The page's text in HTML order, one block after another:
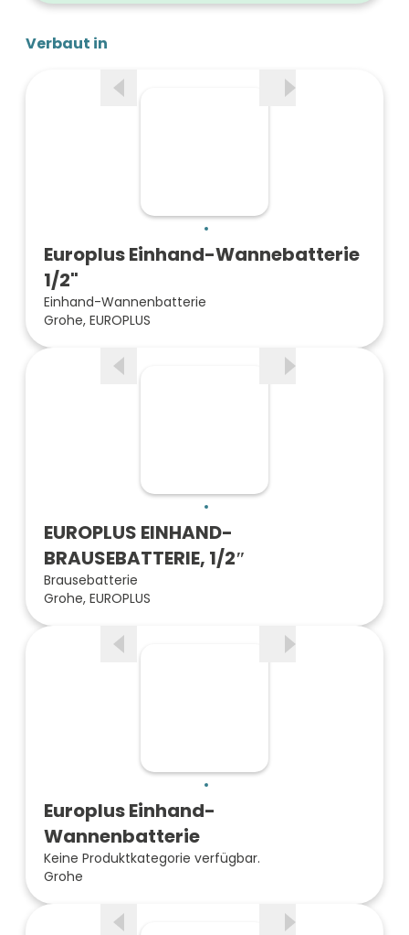
Verbaut in
Europlus Einhand-Wannebatterie
1/2"
Einhand-Wannenbatterie
Grohe, EUROPLUS
EUROPLUS EINHAND-
BRAUSEBATTERIE, 1/2″
Brausebatterie
Grohe, EUROPLUS
Europlus Einhand-
Wannenbatterie
Keine Produktkategorie verfügbar.
Grohe